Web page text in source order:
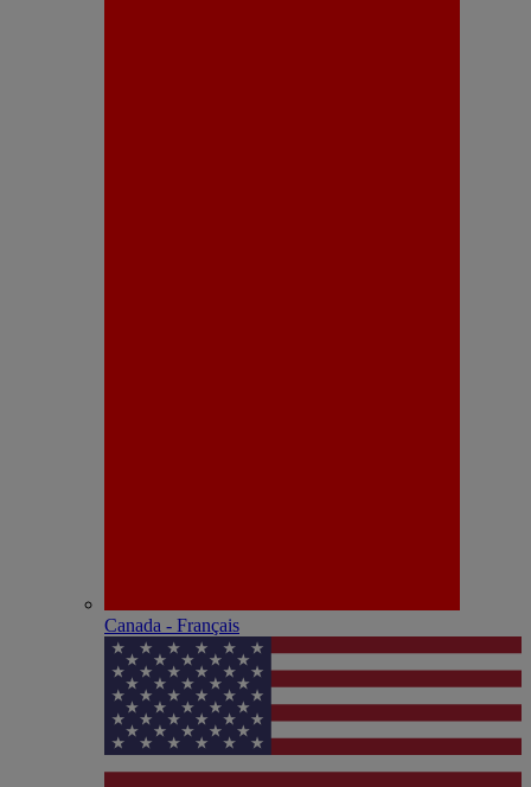
Canada - Français